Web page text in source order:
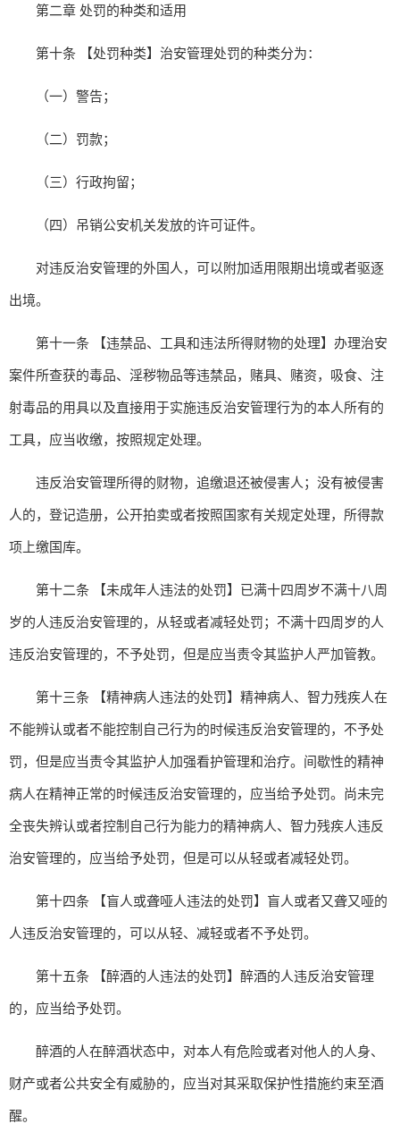
第二章 处罚的种类和适用
第十条 【处罚种类】治安管理处罚的种类分为：
（一）警告；
（二）罚款；
（三）行政拘留；
（四）吊销公安机关发放的许可证件。
对违反治安管理的外国人，可以附加适用限期出境或者驱逐
出境。
第十一条 【违禁品、工具和违法所得财物的处理】办理治安
案件所查获的毒品、淫秽物品等违禁品，赌具、赌资，吸食、注
射毒品的用具以及直接用于实施违反治安管理行为的本人所有的
工具，应当收缴，按照规定处理。
违反治安管理所得的财物，追缴退还被侵害人；没有被侵害
人的，登记造册，公开拍卖或者按照国家有关规定处理，所得款
项上缴国库。
第十二条 【未成年人违法的处罚】已满十四周岁不满十八周
岁的人违反治安管理的，从轻或者减轻处罚；不满十四周岁的人
违反治安管理的，不予处罚，但是应当责令其监护人严加管教。
第十三条 【精神病人违法的处罚】精神病人、智力残疾人在
不能辨认或者不能控制自己行为的时候违反治安管理的，不予处
罚，但是应当责令其监护人加强看护管理和治疗。间歇性的精神
病人在精神正常的时候违反治安管理的，应当给予处罚。尚未完
全丧失辨认或者控制自己行为能力的精神病人、智力残疾人违反
治安管理的，应当给予处罚，但是可以从轻或者减轻处罚。
第十四条 【盲人或聋哑人违法的处罚】盲人或者又聋又哑的
人违反治安管理的，可以从轻、减轻或者不予处罚。
第十五条 【醉酒的人违法的处罚】醉酒的人违反治安管理
的，应当给予处罚。
醉酒的人在醉酒状态中，对本人有危险或者对他人的人身、
财产或者公共安全有威胁的，应当对其采取保护性措施约束至酒
醒。